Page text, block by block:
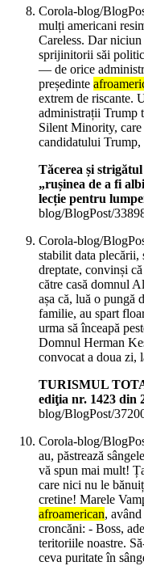
Corola-blog/
mulți americani
Careless. Dar
sprijinitorii săi
— de orice
președinte
extrem de riscante.
administrații Trump
Silent Minority,
candidatului Trump,
Tăcerea și
„rușinea de a fi
lecție pentru
blog/BlogPost/
Corola-blog/
stabilit data plecării,
dreptate, convinși
către casă domnul
așa că, luă o pungă
familie, au spart
urma să înceapă
Domnul Herman
convocat a doua zi,
TURISMUL
ediţia nr. 1423 din
blog/BlogPost/
Corola-blog/
au, păstrează
vă spun mai mult!
care nici nu le
cretine! Marele
afroamerican,
croncăni: - Boss,
teritoriile noastre.
ceva puritate în